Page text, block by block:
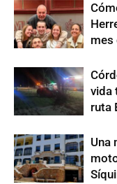
mes
vida
ruta
Una